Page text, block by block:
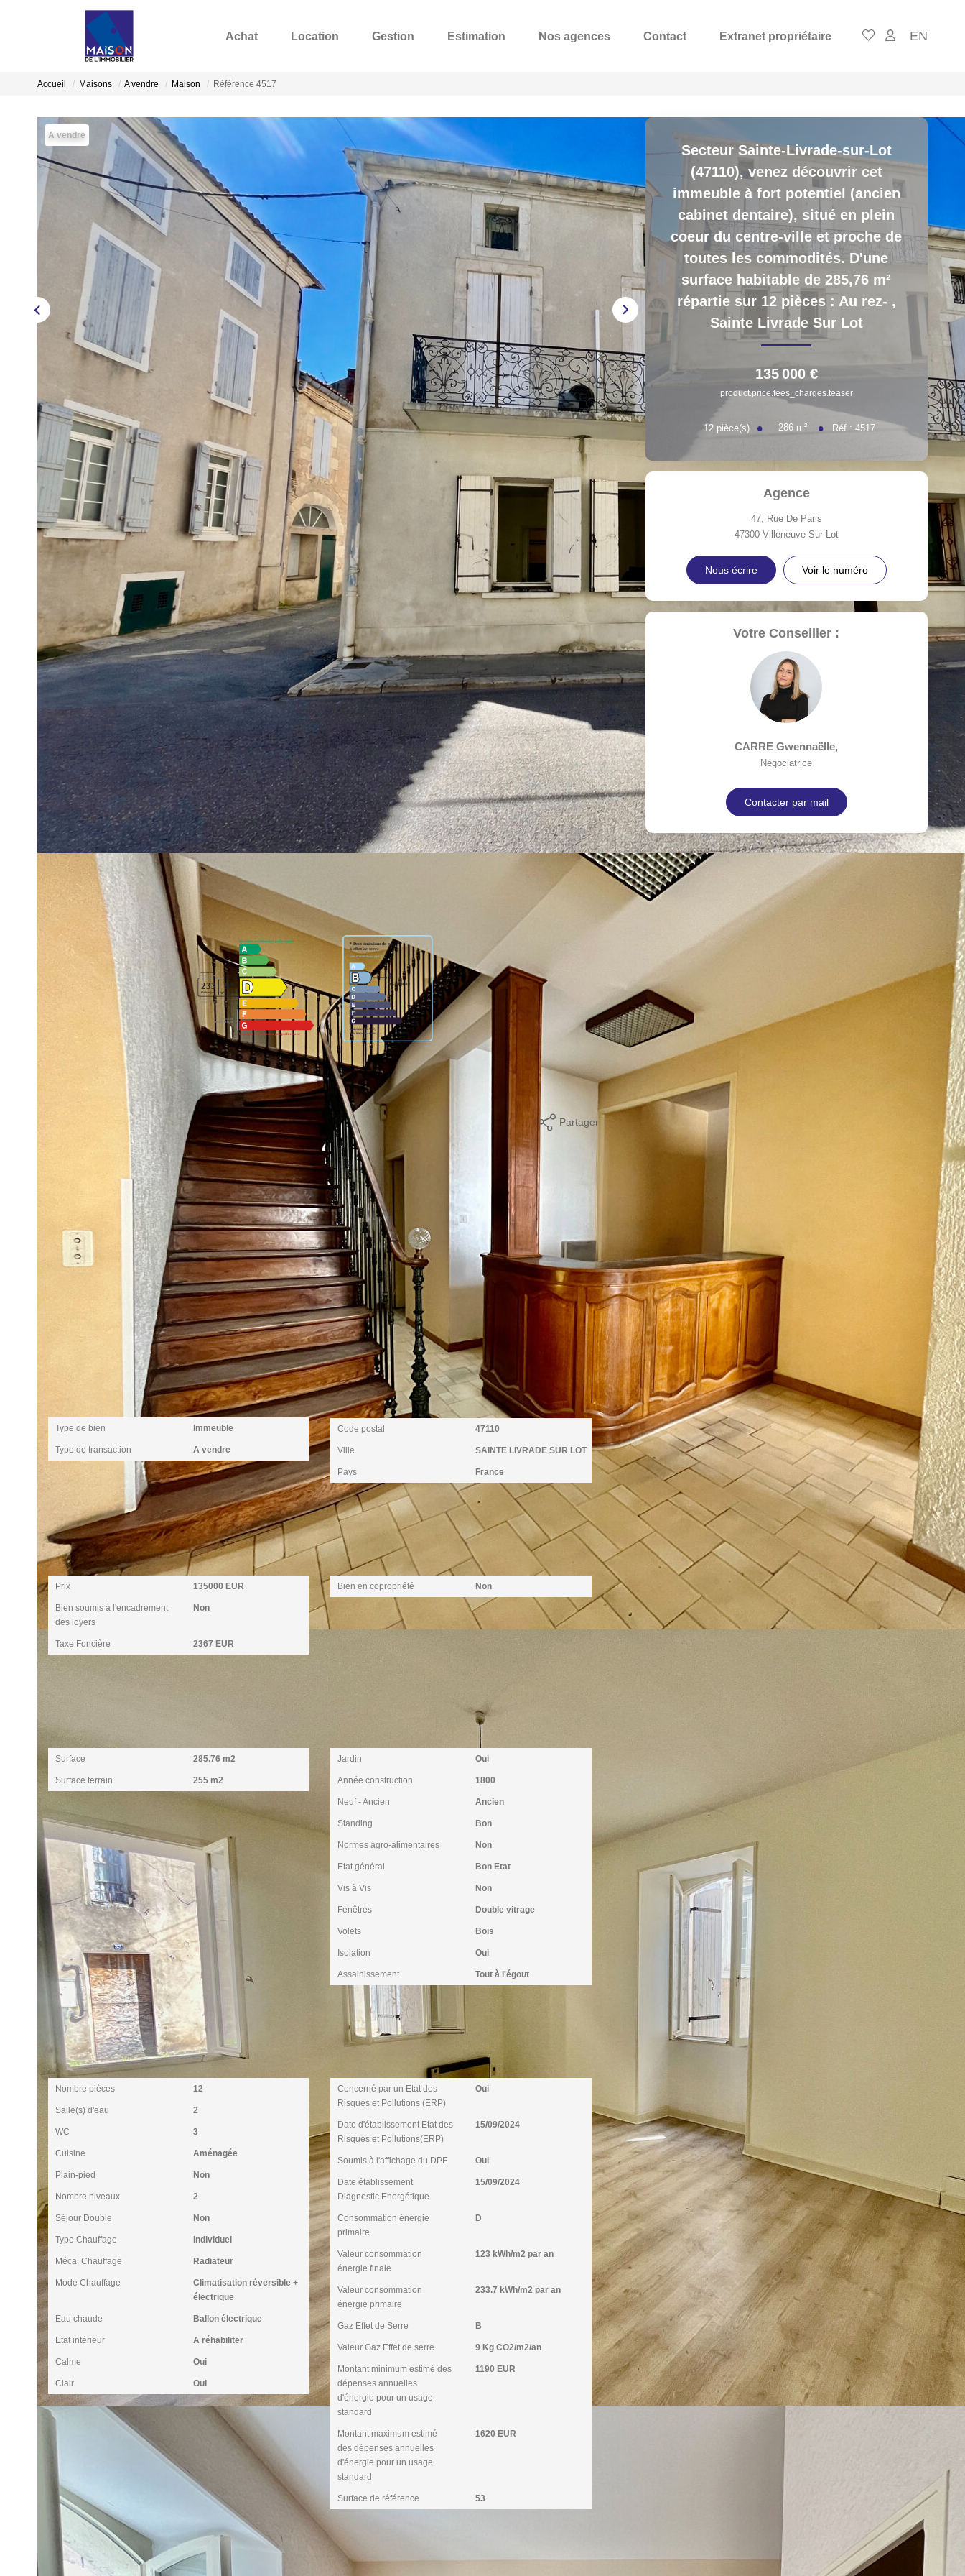
Achat Location Gestion Estimation Nos agences Contact Extranet propriétaire EN
Accueil Maisons A vendre Maison Référence 4517
A vendre
Description
Secteur Sainte-Livrade-sur-Lot (47110), venez découvrir cet immeuble à fort potentiel (ancien cabinet dentaire), situé en plein
coeur du centre-ville et proche de toutes les commodités.
D'une surface habitable de 285,76 m² répartie sur 12 pièces :
Au rez-de-chaussée, vous trouverez un appartement de type T2 d'environ 58 m², ainsi qu'un espace d'environ 63 m² pouvant
être réhabilité en appartement, un garage de 38,91 m² et une cour.
Au 1er étage : un couloir de 42 m² desservant plusieurs pièces pour une surface totale de 121,40 m², pouvant être divisée en
plusieurs appartements.
Au 2ème étage : un grenier d'environ 69 m², en partie réhabilité en appartement.
Bien relié au tout-à-l'égout, chauffage électrique et climatisation réversible, double vitrage.
Taxe foncière 2025 : 2 367 €.
Les informations sur les risques auxquels ce bien est exposé sont disponibles sur le site : https://www.georisques.gouv.fr
Honoraires à la charge du vendeur
Diagnostics énergétiques
Montant estimé des dépenses annuelles d'énergie pour un usage standard entre 1190€ et 1620€. indexées aux années
2021,2022 et 2023 (abonnement compris).
Imprimer Partager
Ce bien est soumis à un diagnostic ERP (État des Risques et Pollutions). Pour en savoir plus, rendez-vous sur
https://www.georisques.gouv.fr/
Caractéristiques détaillées
Général
Type de bien Immeuble
Type de transaction A vendre
Localisation
Code postal 47110
Ville SAINTE LIVRADE SUR LOT
Pays France
Aspects financiers
Prix 135000 EUR
Bien soumis à l'encadrement
des loyers
Non
Taxe Foncière 2367 EUR
Copropriété
Bien en copropriété Non
Surface 285.76 m2
Surface terrain 255 m2
Jardin Oui
Année construction 1800
Neuf - Ancien Ancien
Standing Bon
Normes agro-alimentaires Non
Etat général Bon Etat
Vis à Vis Non
Fenêtres Double vitrage
Volets Bois
Isolation Oui
Assainissement Tout à l'égout
Intérieur
Nombre pièces 12
Salle(s) d'eau 2
WC 3
Cuisine Aménagée
Plain-pied Non
Nombre niveaux 2
Séjour Double Non
Type Chauffage Individuel
Méca. Chauffage Radiateur
Mode Chauffage
Climatisation réversible +
électrique
Eau chaude Ballon électrique
Etat intérieur A réhabiliter
Calme Oui
Clair Oui
Concerné par un Etat des
Risques et Pollutions (ERP)
Oui
Date d'établissement Etat des
Risques et Pollutions(ERP)
15/09/2024
Soumis à l'affichage du DPE Oui
Date établissement
Diagnostic Energétique
15/09/2024
Consommation énergie
primaire
D
Valeur consommation
énergie finale
123 kWh/m2 par an
Valeur consommation
énergie primaire
233.7 kWh/m2 par an
Gaz Effet de Serre B
Valeur Gaz Effet de serre 9 Kg CO2/m2/an
Montant minimum estimé des
dépenses annuelles
d'énergie pour un usage
standard
1190 EUR
Montant maximum estimé
des dépenses annuelles
d'énergie pour un usage
standard
1620 EUR
Surface de référence 53
Secteur Sainte-Livrade-sur-Lot
(47110), venez découvrir cet
immeuble à fort potentiel (ancien
cabinet dentaire), situé en plein
coeur du centre-ville et proche de
toutes les commodités. D'une
surface habitable de 285,76 m²
répartie sur 12 pièces : Au rez- ,
Sainte Livrade Sur Lot
135 000 €
product.price.fees_charges.teaser
12 pièce(s) 286 m² Réf : 4517
Agence
47, Rue De Paris
47300 Villeneuve Sur Lot
Nous écrire Voir le numéro
Votre Conseiller :
CARRE Gwennaëlle,
Négociatrice
Contacter par mail